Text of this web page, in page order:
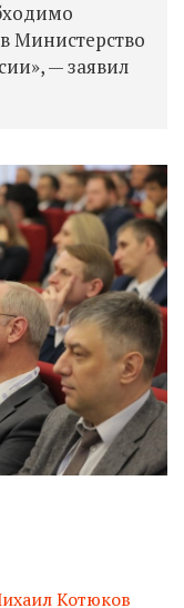
Министерство
, — заявил
Котюков